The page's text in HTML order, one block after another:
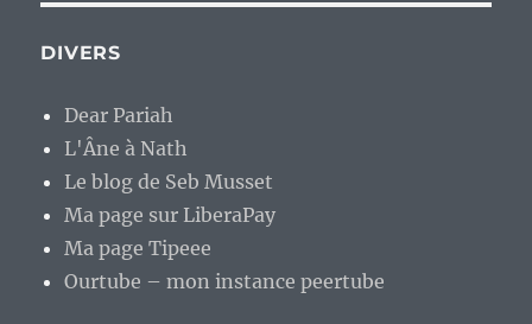
DIVERS
Dear Pariah
L'Âne à Nath
Le blog de Seb Musset
Ma page sur LiberaPay
Ma page Tipeee
Ourtube – mon instance peertube